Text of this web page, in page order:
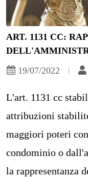
ART. 1131 CC:
19/07/2022
L'art. 1131 cc
attribuzioni
maggiori poteri
condominio o
la rappresentanza